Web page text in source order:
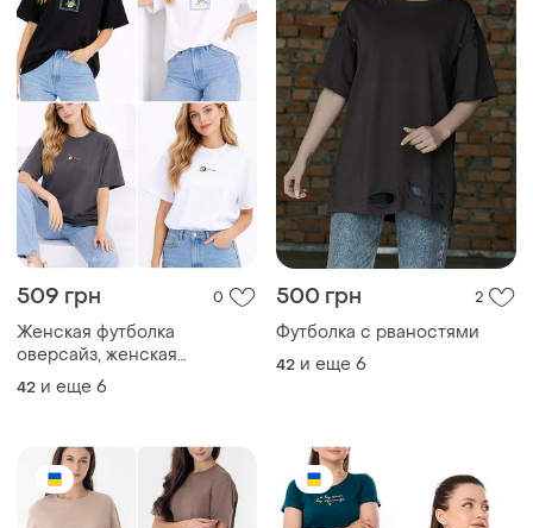
509 грн 0
Женская футболка
оверсайз, женская
футболка с вышивкой,
женская футболка
футболка с вышивкой
42 и еще 6
500 грн 2
Футболка с рваностями
42 и еще 6